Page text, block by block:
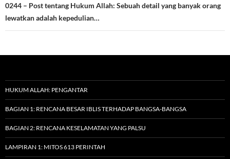
0244 – Post tentang Hukum Allah: Sebuah detail yang banyak orang
lewatkan adalah kepedulian…
HUKUM ALLAH: PENGANTAR
BAGIAN 1: RENCANA BESAR IBLIS TERHADAP BANGSA-BANGSA
BAGIAN 2: RENCANA KESELAMATAN YANG PALSU
LAMPIRAN 1: MITOS 613 PERINTAH